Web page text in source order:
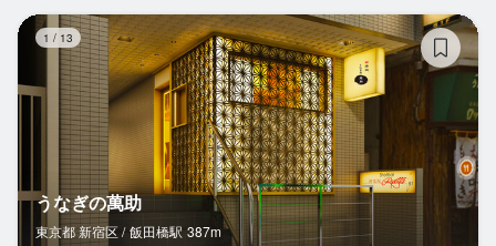
1 / 13
うなぎの萬助
東京都 新宿区 / 飯田橋駅 387m